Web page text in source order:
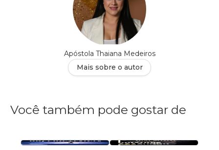
Apóstola Thaiana Medeiros
Mais sobre o autor
Você também pode gostar de